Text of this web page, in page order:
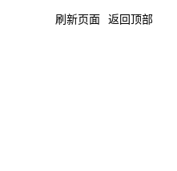
刷新页面 返回顶部